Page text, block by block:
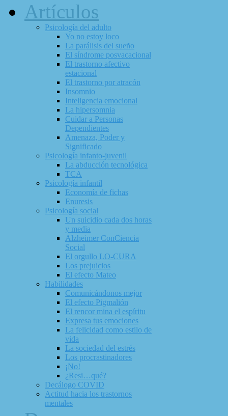
Artículos
Psicología del adulto
Yo no estoy loco
La parálisis del sueño
El síndrome posvacacional
El trastorno afectivo
estacional
El trastorno por atracón
Insomnio
Inteligencia emocional
La hipersomnia
Cuidar a Personas
Dependientes
Amenaza, Poder y
Significado
Psicología infanto-juvenil
La abducción tecnológica
TCA
Psicología infantil
Economía de fichas
Enuresis
Psicología social
Un suicidio cada dos horas
y media
Alzheimer ConCiencia
Social
El orgullo LO-CURA
Los prejuicios
El efecto Mateo
Habilidades
Comunicándonos mejor
El efecto Pigmalión
El rencor mina el espíritu
Expresa tus emociones
La felicidad como estilo de
vida
La sociedad del estrés
Los procrastinadores
¡No!
¿Resi…qué?
Decálogo COVID
Actitud hacia los trastornos
mentales